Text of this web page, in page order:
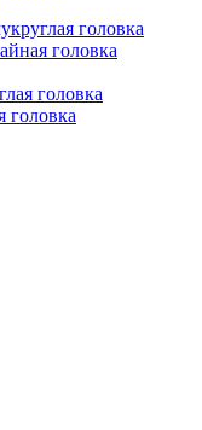
головка
головка
головка
головка